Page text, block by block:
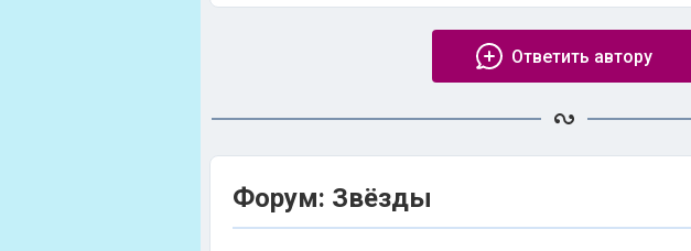
Ответить автору
Форум: Звёзды